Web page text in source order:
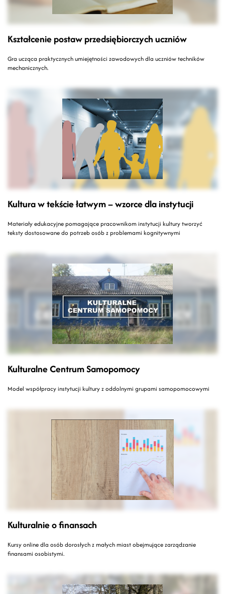
Kształcenie postaw przedsiębiorczych uczniów
Gra ucząca praktycznych umiejętności zawodowych dla uczniów techników
mechanicznych.
Kultura w tekście łatwym – wzorce dla instytucji
Materiały edukacyjne pomagające pracownikom instytucji kultury tworzyć
teksty dostosowane do potrzeb osób z problemami kognitywnymi
Kulturalne Centrum Samopomocy
Model współpracy instytucji kultury z oddolnymi grupami samopomocowymi
Kulturalnie o finansach
Kursy online dla osób dorosłych z małych miast obejmujące zarządzanie
finansami osobistymi.